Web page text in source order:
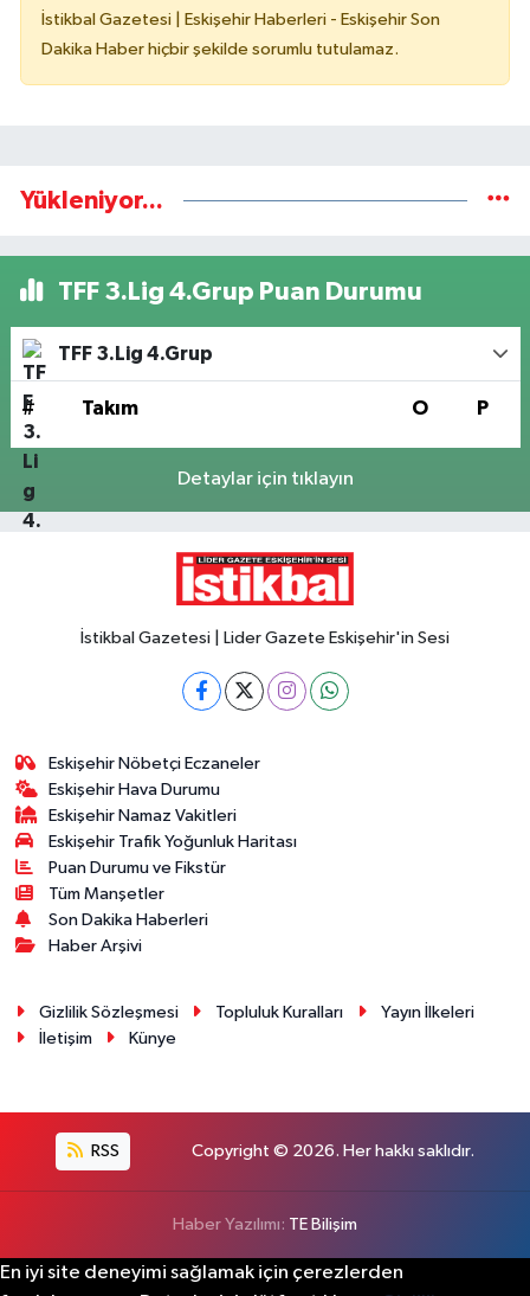
İstikbal Gazetesi | Eskişehir Haberleri - Eskişehir Son
Dakika Haber hiçbir şekilde sorumlu tutulamaz.
Yükleniyor...
TFF 3.Lig 4.Grup Puan Durumu
TFF 3.Lig 4.Grup
# Takım O P
Detaylar için tıklayın
İstikbal Gazetesi | Lider Gazete Eskişehir'in Sesi
Eskişehir Nöbetçi Eczaneler
Eskişehir Hava Durumu
Eskişehir Namaz Vakitleri
Eskişehir Trafik Yoğunluk Haritası
Puan Durumu ve Fikstür
Tüm Manşetler
Son Dakika Haberleri
Haber Arşivi
Gizlilik Sözleşmesi Topluluk Kuralları
Yayın İlkeleri
İletişim
Künye
RSS Copyright © 2026. Her hakkı saklıdır.
Haber Yazılımı: TE Bilişim
En iyi site deneyimi sağlamak için çerezlerden